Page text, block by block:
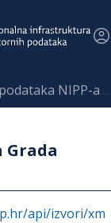
NIPP-a
api/izvori/xm